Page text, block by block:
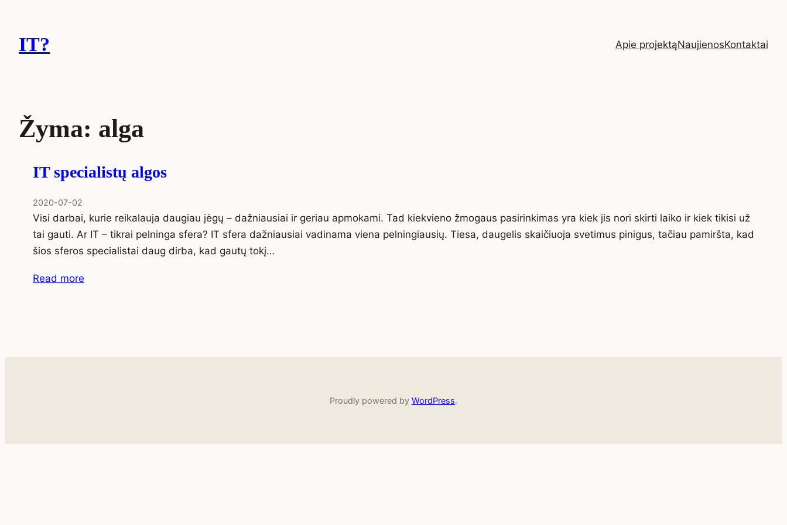
turinioIT? Apie projektąNaujienosKontaktai
Žyma: alga
IT specialistų algos
2020-07-02
Visi darbai, kurie reikalauja daugiau jėgų – dažniausiai ir geriau apmokami. Tad kiekvieno žmogaus pasirinkimas yra kiek jis nori skirti laiko ir kiek tikisi už
tai gauti. Ar IT – tikrai pelninga sfera? IT sfera dažniausiai vadinama viena pelningiausių. Tiesa, daugelis skaičiuoja svetimus pinigus, tačiau pamiršta, kad
šios sferos specialistai daug dirba, kad gautų tokį…
Read more
Proudly powered by WordPress.